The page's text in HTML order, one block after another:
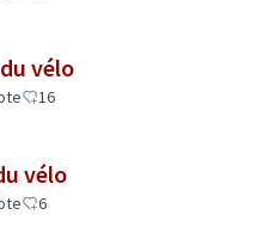
vélo
16
vélo
6